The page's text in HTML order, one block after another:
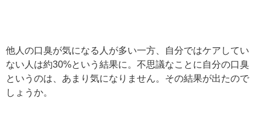
他人の口臭が気になる人が多い一方、自分ではケアしてい
ない人は約30%という結果に。不思議なことに自分の口臭
というのは、あまり気になりません。その結果が出たので
しょうか。